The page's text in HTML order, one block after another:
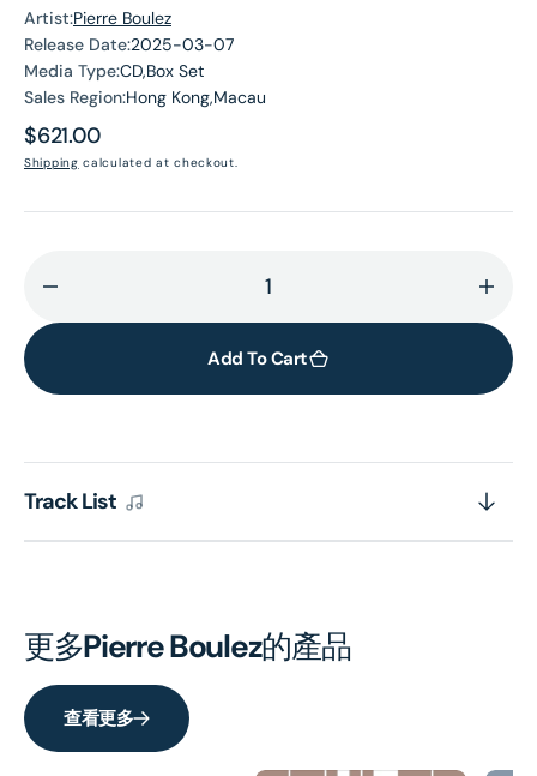
Artist:Pierre Boulez
Release Date:2025-03-07
Media Type:CD,Box Set
Sales Region:Hong Kong,Macau
Regular
price
$621.00
Shipping calculated at checkout.
quantity
Boulez:
(13CD)
for
Add To Cart
Track List
更多Pierre Boulez的產品
查看更多